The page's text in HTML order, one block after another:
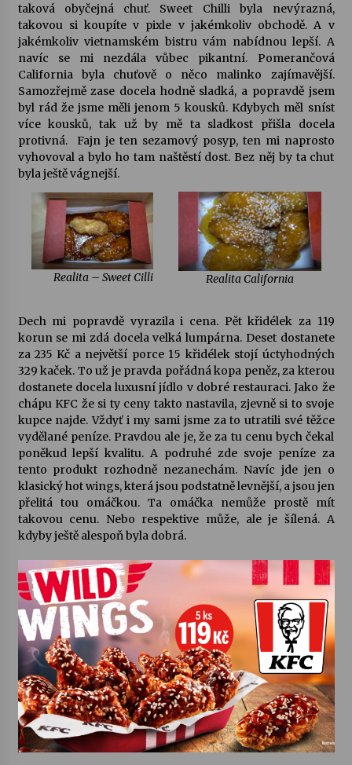
taková obyčejná chuť. Sweet Chilli byla nevýrazná,
takovou si koupíte v pixle v jakémkoliv obchodě. A v
jakémkoliv vietnamském bistru vám nabídnou lepší. A
navíc se mi nezdála vůbec pikantní. Pomerančová
California byla chuťově o něco malinko zajímavější.
Samozřejmě zase docela hodně sladká, a popravdě jsem
byl rád že jsme měli jenom 5 kousků. Kdybych měl sníst
více kousků, tak už by mě ta sladkost přišla docela
protivná. Fajn je ten sezamový posyp, ten mi naprosto
vyhovoval a bylo ho tam naštěstí dost. Bez něj by ta chut
byla ještě vágnejší.
Realita – Sweet Cilli Realita California
Dech mi popravdě vyrazila i cena. Pět křidélek za 119
korun se mi zdá docela velká lumpárna. Deset dostanete
za 235 Kč a největší porce 15 křidélek stojí úctyhodných
329 kaček. To už je pravda pořádná kopa peněz, za kterou
dostanete docela luxusní jídlo v dobré restauraci. Jako že
chápu KFC že si ty ceny takto nastavila, zjevně si to svoje
kupce najde. Vždyť i my sami jsme za to utratili své těžce
vydělané peníze. Pravdou ale je, že za tu cenu bych čekal
poněkud lepší kvalitu. A podruhé zde svoje peníze za
tento produkt rozhodně nezanechám. Navíc jde jen o
klasický hot wings, která jsou podstatně levnější, a jsou jen
přelitá tou omáčkou. Ta omáčka nemůže prostě mít
takovou cenu. Nebo respektive může, ale je šílená. A
kdyby ještě alespoň byla dobrá.